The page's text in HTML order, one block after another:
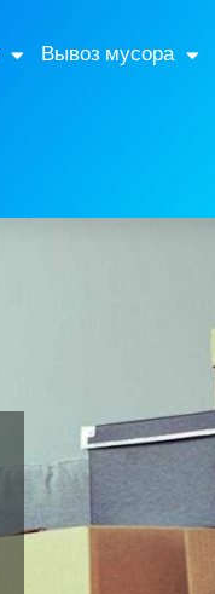
Вывоз мусора